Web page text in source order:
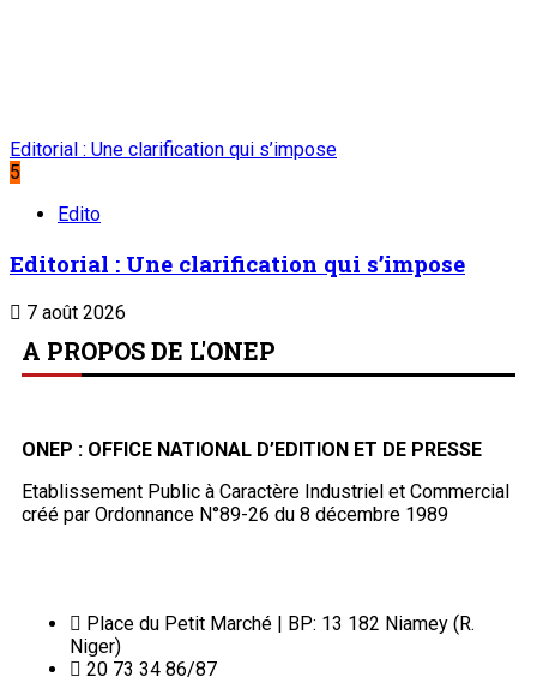
Editorial : Une clarification qui s’impose
5
Edito
Editorial : Une clarification qui s’impose
7 août 2026
A PROPOS DE L'ONEP
ONEP : OFFICE NATIONAL D’EDITION ET DE PRESSE
Etablissement Public à Caractère Industriel et Commercial
créé par Ordonnance N°89-26 du 8 décembre 1989
Place du Petit Marché | BP: 13 182 Niamey (R.
Niger)
20 73 34 86/87